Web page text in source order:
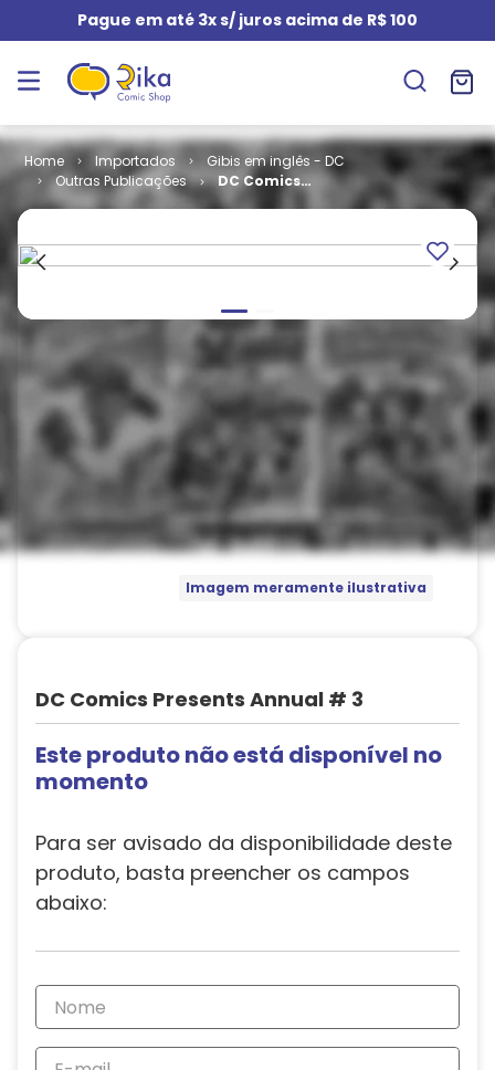
Pague em até 3x s/ juros acima de R$ 100
Importados
Gibis em inglês - DC
Outras Publicações
DC Comics
Presents
Imagem meramente ilustrativa
DC Comics Presents Annual # 3
Este produto não está disponível no
momento
Para ser avisado da disponibilidade deste
produto, basta preencher os campos
abaixo: